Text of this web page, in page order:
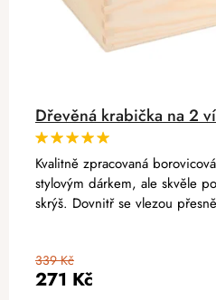
Dřevěná krabička na 2
271 Kč
339 Kč
Kvalitně zpracovaná
stylovým dárkem, ale skvěle
skrýš. Dovnitř se vlezou